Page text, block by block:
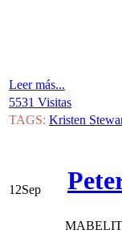
Leer más...
5531 Visitas
TAGS: Kristen
12Sep